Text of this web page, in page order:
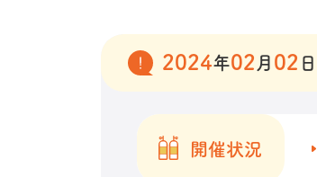
2024年02 月 02 日
開催状況